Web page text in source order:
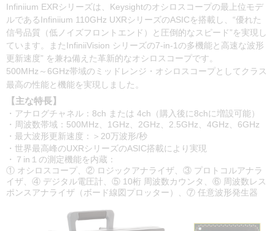
Infiniium EXRシリーズは、Keysightのオシロスコープの最上位モデ
ルであるInfiniium 110GHz UXRシリーズのASICを搭載し、“優れた
信号品質（低ノイズフロントエンド）と圧倒的なスピード”を実現し
ています。またInfiniiVision シリーズの7-in-1の多機能と高速な波形
更新速度” を兼ね備えた革新的なオシロスコープです。
500MHz～6GHz帯域のミッドレンジ・オシロスコープとしてクラス
最高の性能と機能を実現しました 。
【主な特長】
・アナログチャネル：8ch または 4ch（購入後に8chに増設可能）
・周波数帯域：500MHz、1GHz、2GHz、2.5GHz、4GHz、6GHz
・最大波形更新速度：＞20万波形/秒
・世界最高峰のUXRシリーズのASIC搭載により実現
・７in１の測定機能を内蔵：
① オシロスコープ、② ロジックアナライザ、③ プロトコルアナラ
イザ、④ デジタル電圧計、⑤ 10桁 周波数カウンタ、⑥ 周波数レス
ポンスアナライザ（ボード線図プロッター）、⑦ 任意波形発生器